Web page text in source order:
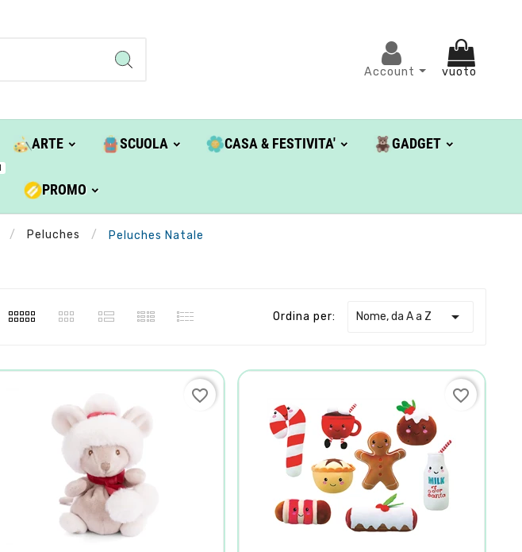
Account vuoto
ARTE SCUOLA CASA & FESTIVITA' GADGET
PROMO
Peluches Peluches Natale
Ordina per: Nome, da A a Z 
favorite_border favorite_border